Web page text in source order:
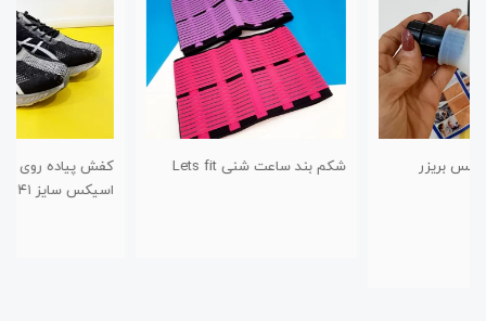
شکم بند ساعت شنی Lets fit
کفش پیاده روی و راحتی طرح